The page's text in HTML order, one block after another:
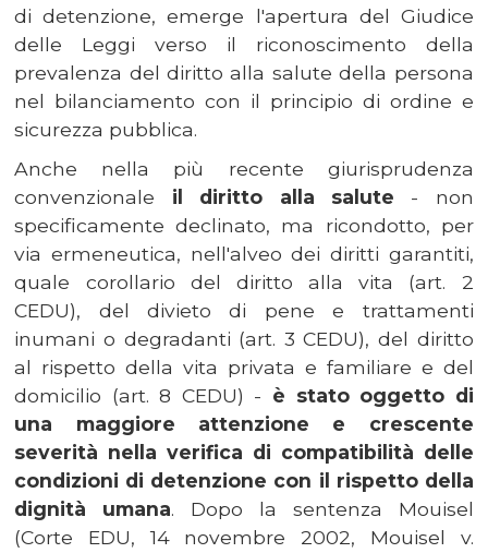
di detenzione, emerge l'apertura del Giudice
delle Leggi verso il riconoscimento della
prevalenza del diritto alla salute della persona
nel bilanciamento con il principio di ordine e
sicurezza pubblica.
Anche nella più recente giurisprudenza
convenzionale il diritto alla salute - non
specificamente declinato, ma ricondotto, per
via ermeneutica, nell'alveo dei diritti garantiti,
quale corollario del diritto alla vita (art. 2
CEDU), del divieto di pene e trattamenti
inumani o degradanti (art. 3 CEDU), del diritto
al rispetto della vita privata e familiare e del
domicilio (art. 8 CEDU) - è stato oggetto di
una maggiore attenzione e crescente
severità nella verifica di compatibilità delle
condizioni di detenzione con il rispetto della
dignità umana. Dopo la sentenza Mouisel
(Corte EDU, 14 novembre 2002, Mouisel v.